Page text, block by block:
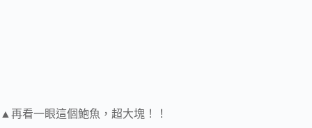
▲再看一眼這個鮑魚，超大塊！！